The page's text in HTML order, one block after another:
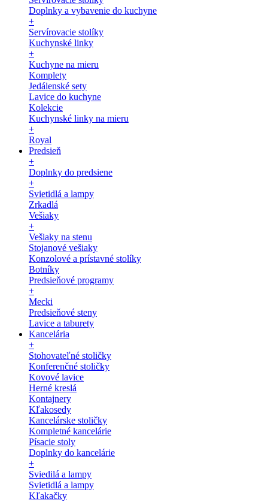
Doplnky a vybavenie do kuchyne
+
Servírovacie stolíky
Kuchynské linky
+
Kuchyne na mieru
Komplety
Jedálenské sety
Lavice do kuchyne
Kolekcie
Kuchynské linky na mieru
+
Royal
Predsieň
+
Doplnky do predsiene
+
Svietidlá a lampy
Zrkadlá
Vešiaky
+
Vešiaky na stenu
Stojanové vešiaky
Konzolové a prístavné stolíky
Botníky
Predsieňové programy
+
Mecki
Predsieňové steny
Lavice a taburety
Kancelária
+
Stohovateľné stoličky
Konferenčné stoličky
Kovové lavice
Herné kreslá
Kontajnery
Kľakosedy
Kancelárske stoličky
Kompletné kancelárie
Písacie stoly
Doplnky do kancelárie
+
Sviedilá a lampy
Svietidlá a lampy
Kľakačky